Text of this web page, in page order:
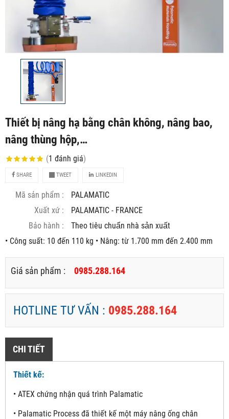
Thiết bị nâng hạ bằng chân không, nâng bao,
nâng thùng hộp,…
(1 đánh giá)
SHARE TWEET LINKEDIN
Mã sản phẩm :
PALAMATIC
Xuất xứ :
PALAMATIC - FRANCE
Bảo hành :
Theo tiêu chuẩn nhà sản xuất
• Công suất: 10 đến 110 kg • Nâng: từ 1.700 mm đến 2.400 mm
Giá sản phẩm : 0985.288.164
HOTLINE TƯ VẤN : 0985.288.164
CHI TIẾT
Thiết kế:
• ATEX chứng nhận quá trình Palamatic
• Palamatic Process đã thiết kế một máy nâng ống chân